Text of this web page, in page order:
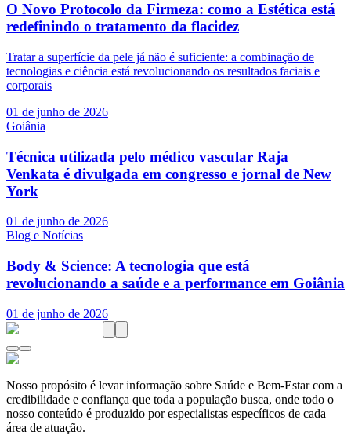
O Novo Protocolo da Firmeza: como a Estética está
redefinindo o tratamento da flacidez
Tratar a superfície da pele já não é suficiente: a combinação de
tecnologias e ciência está revolucionando os resultados faciais e
corporais
01 de junho de 2026
Goiânia
Técnica utilizada pelo médico vascular Raja
Venkata é divulgada em congresso e jornal de New
York
01 de junho de 2026
Blog e Notícias
Body & Science: A tecnologia que está
revolucionando a saúde e a performance em Goiânia
01 de junho de 2026
Nosso propósito é levar informação sobre Saúde e Bem-Estar com a
credibilidade e confiança que toda a população busca, onde todo o
nosso conteúdo é produzido por especialistas específicos de cada
área de atuação.